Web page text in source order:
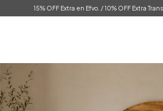
15% OFF Extra en Efvo. / 10% OFF Extra